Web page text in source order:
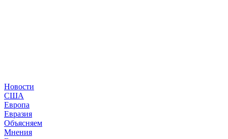
Новости
США
Европа
Евразия
Объясняем
Мнения